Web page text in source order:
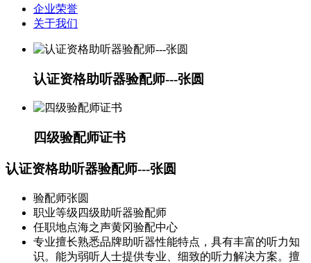
企业荣誉
关于我们
认证资格助听器验配师---张圆
四级验配师证书
认证资格助听器验配师---张圆
验配师张圆
职业等级 四级助听器验配师
任职地点海之声黄冈验配中心
专业擅长熟悉品牌助听器性能特点，具有丰富的听力知
识。能为弱听人士提供专业、细致的听力解决方案。擅